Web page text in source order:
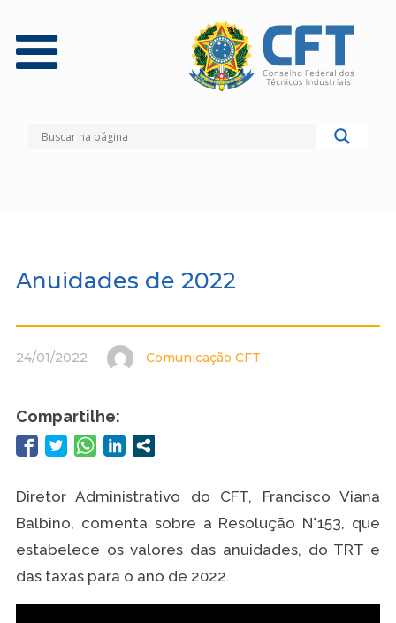
Anuidades de 2022
24/01/2022 Comunicação CFT
Compartilhe:
Diretor Administrativo do CFT, Francisco Viana
Balbino, comenta sobre a Resolução N°153, que
estabelece os valores das anuidades, do TRT e
das taxas para o ano de 2022.